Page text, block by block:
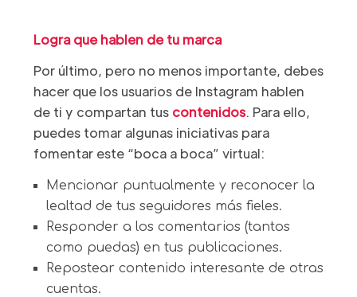
Logra que hablen de tu marca
Por último, pero no menos importante, debes
hacer que los usuarios de Instagram hablen
de ti y compartan tus contenidos. Para ello,
puedes tomar algunas iniciativas para
fomentar este “boca a boca” virtual:
Mencionar puntualmente y reconocer la
lealtad de tus seguidores más fieles.
Responder a los comentarios (tantos
como puedas) en tus publicaciones.
Repostear contenido interesante de otras
cuentas.